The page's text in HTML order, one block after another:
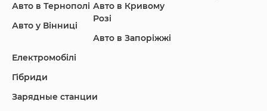
Land Rover
Авто в Тернополі
Авто у Вінниці
Авто в Кривому
Розі
Авто в Запоріжжі
Електромобілі
Гібриди
Зарядные станции